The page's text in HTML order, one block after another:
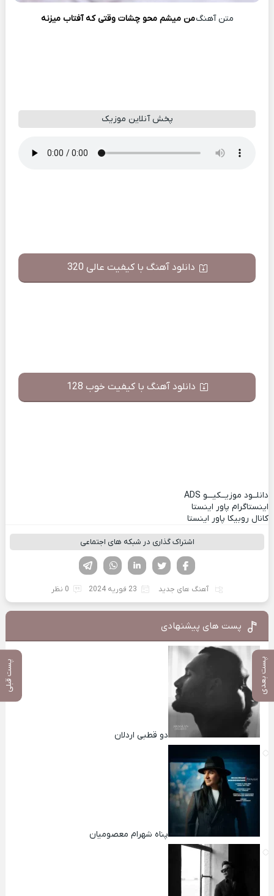
پست بعدی پست قبلی
متن آهنگمن میشم محو چشات وقتی که آفتاب میزنه
پخش آنلاین موزیک
دانلود آهنگ با کیفیت عالی 320
دانلود آهنگ با کیفیت خوب 128
دانلــود موزیــکیـــو ADS
اینستاگرام پاور اینستا
کانال روبیکا پاور اینستا
اشتراک گذاری در شبکه های اجتماعی
لینکدین تویتر
فیسوک
آهنگ های جدید 23 فوریه 2024 0 نظر
پست های پیشنهادی
دو قطبی اردلان
پناه شهرام معصومیان